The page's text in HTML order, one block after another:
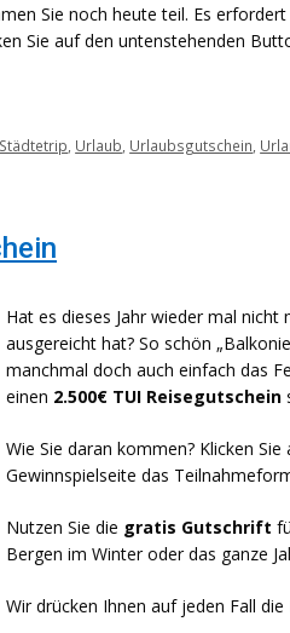
Sie noch heute teil. Es
Sie auf den untenstehenden
Städtetrip, Urlaub, Urlaubsgutschein,
Hat es dieses Jahr wieder mal nicht
ausgereicht hat? So schön
manchmal doch auch einfach das
einen 2.500€ TUI Reisegutschein
Wie Sie daran kommen? Klicken
Gewinnspielseite das
Nutzen Sie die gratis Gutschrift
Bergen im Winter oder das ganze
Wir drücken Ihnen auf jeden Fall